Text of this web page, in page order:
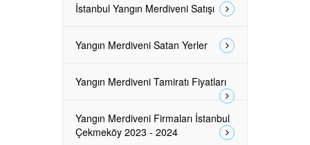
İstanbul Yangın Merdiveni Satışı
Yangın Merdiveni Satan Yerler
Yangın Merdiveni Tamiratı Fiyatları
Yangın Merdiveni Firmaları İstanbul
Çekmeköy 2023 - 2024